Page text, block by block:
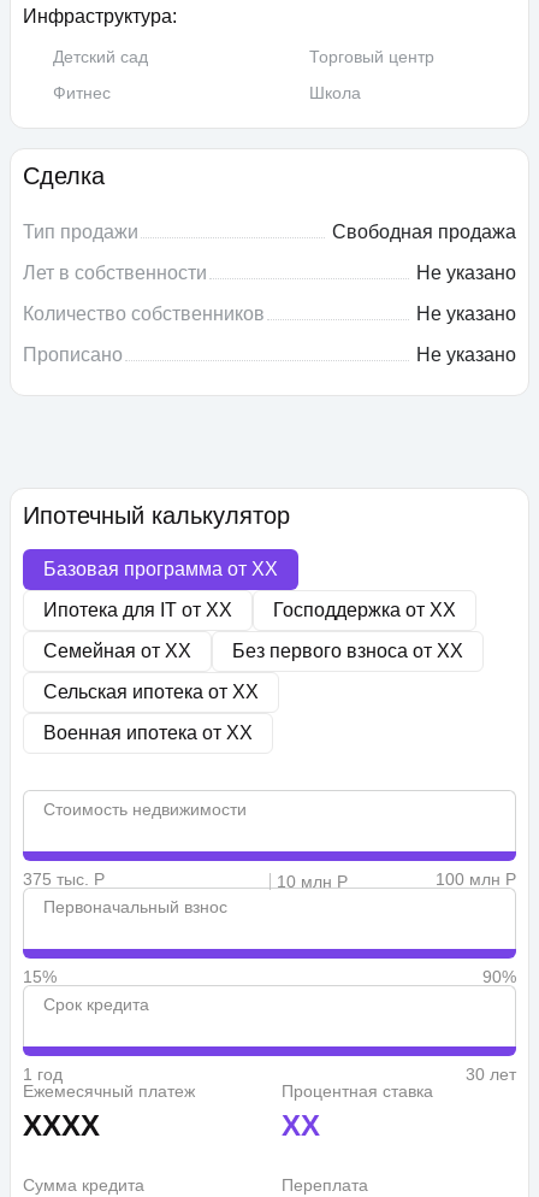
Инфраструктура:
Детский сад
Торговый центр
Фитнес
Школа
Сделка
Тип продажи
Свободная продажа
Лет в собственности
Не указано
Количество собственников
Не указано
Прописано
Не указано
Ипотечный калькулятор
Базовая программа от XX
Ипотека для IT от XX Господдержка от XX
Семейная от XX Без первого взноса от XX
Сельская ипотека от XX
Военная ипотека от XX
Стоимость недвижимости
375 тыс. Р 10 млн Р
100 млн Р
Первоначальный взнос
15%
90%
Срок кредита
1 год
30 лет
Ежемесячный платеж
XXXX
Процентная ставка
XX
Сумма кредита Переплата